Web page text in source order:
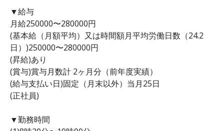
▼給与
月給250000〜280000円
(基本給（月額平均）又は時間額月平均労働日数（24.2
日）)250000〜280000円
(昇給)あり
(賞与)賞与月数計 2ヶ月分（前年度実績）
(給与支払い日)固定（月末以外）当月25日
(正社員)
▼勤務時間